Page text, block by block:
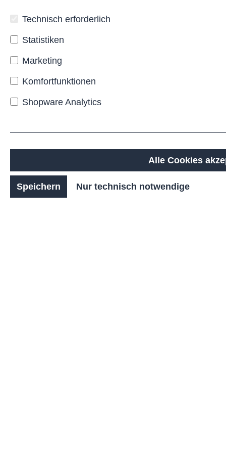
wahlweise
Wand
an
Pfosten,
lässt
in
Stadtmöblierungs-
Konzepte
integrieren.
Technisch erforderlich
Statistiken
Marketing
Komfortfunktionen
Shopware Analytics
Alle Cookies
Speichern Nur technisch notwendige